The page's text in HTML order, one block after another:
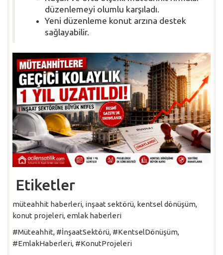
düzenlemeyi olumlu karşıladı.
Yeni düzenleme konut arzına destek
sağlayabilir.
Etiketler
müteahhit haberleri, inşaat sektörü, kentsel dönüşüm,
konut projeleri, emlak haberleri
#Müteahhit, #İnşaatSektörü, #KentselDönüşüm,
#EmlakHaberleri, #KonutProjeleri